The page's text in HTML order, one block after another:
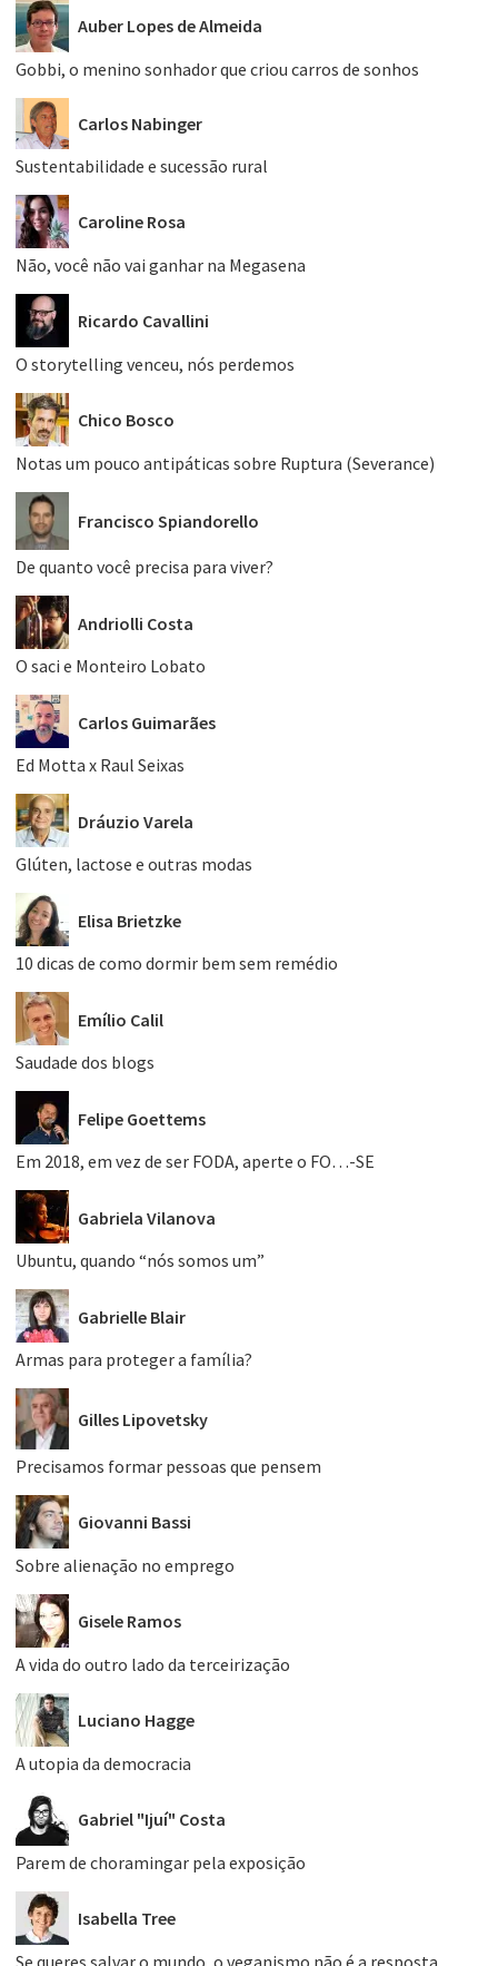
Auber Lopes de Almeida
Gobbi, o menino sonhador que criou carros de sonhos
Carlos Nabinger
Sustentabilidade e sucessão rural
Caroline Rosa
Não, você não vai ganhar na Megasena
Ricardo Cavallini
O storytelling venceu, nós perdemos
Chico Bosco
Notas um pouco antipáticas sobre Ruptura (Severance)
Francisco Spiandorello
De quanto você precisa para viver?
Andriolli Costa
O saci e Monteiro Lobato
Carlos Guimarães
Ed Motta x Raul Seixas
Dráuzio Varela
Glúten, lactose e outras modas
Elisa Brietzke
10 dicas de como dormir bem sem remédio
Emílio Calil
Saudade dos blogs
Felipe Goettems
Em 2018, em vez de ser FODA, aperte o FO…-SE
Gabriela Vilanova
Ubuntu, quando “nós somos um”
Gabrielle Blair
Armas para proteger a família?
Gilles Lipovetsky
Precisamos formar pessoas que pensem
Giovanni Bassi
Sobre alienação no emprego
Gisele Ramos
A vida do outro lado da terceirização
Luciano Hagge
A utopia da democracia
Gabriel "Ijuí" Costa
Parem de choramingar pela exposição
Isabella Tree
Se queres salvar o mundo, o veganismo não é a resposta